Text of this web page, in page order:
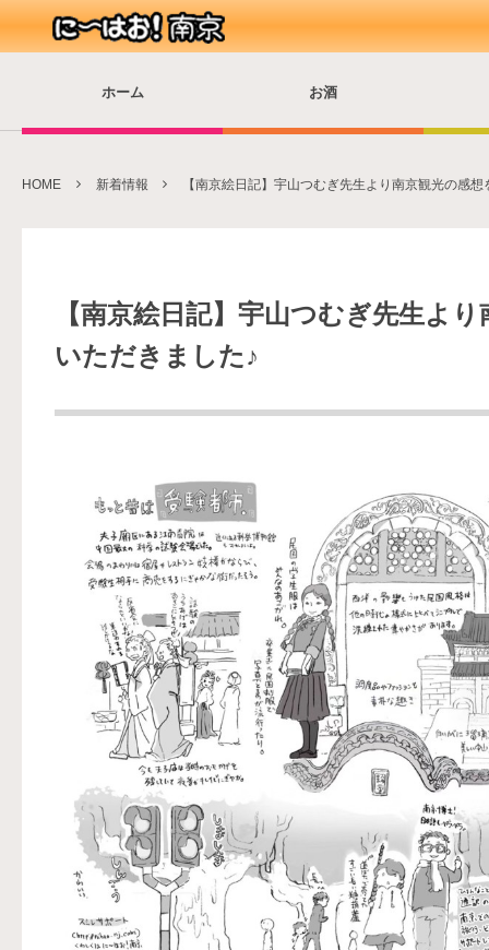
ホーム お酒
HOME 新着情報 【南京絵日記】宇山つむぎ先生より南京観光の感想
【南京絵日記】宇山つむぎ先生よ
いただきました♪